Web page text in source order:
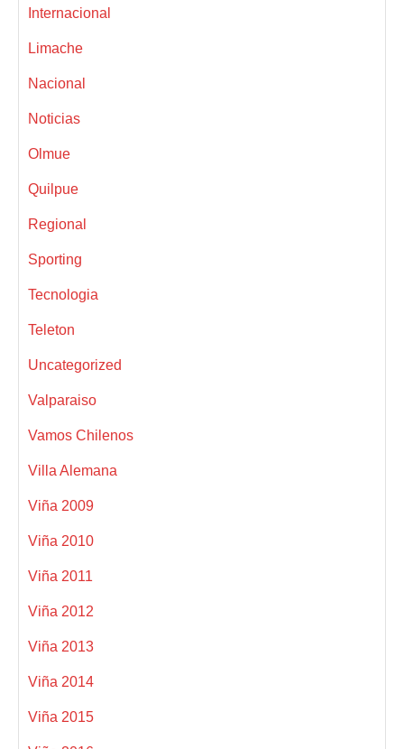
Internacional
Limache
Nacional
Noticias
Olmue
Quilpue
Regional
Sporting
Tecnologia
Teleton
Uncategorized
Valparaiso
Vamos Chilenos
Villa Alemana
Viña 2009
Viña 2010
Viña 2011
Viña 2012
Viña 2013
Viña 2014
Viña 2015